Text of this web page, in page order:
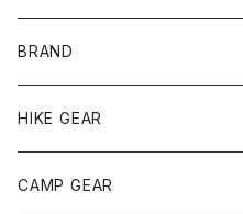
BRAND
andwander
ANOBA
HIKE GEAR
テント、シェルター
CAMP GEAR